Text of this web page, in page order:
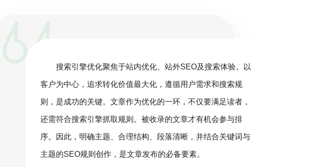
搜索引擎优化聚焦于站内优化、站外SEO及搜索体验。以
客户为中心，追求转化价值最大化，遵循用户需求和搜索规
则，是成功的关键。文章作为优化的一环，不仅要满足读者，
还需符合搜索引擎抓取规则。被收录的文章才有机会参与排
序。因此，明确主题、合理结构、段落清晰，并结合关键词与
主题的SEO规则创作，是文章发布的必备要素。